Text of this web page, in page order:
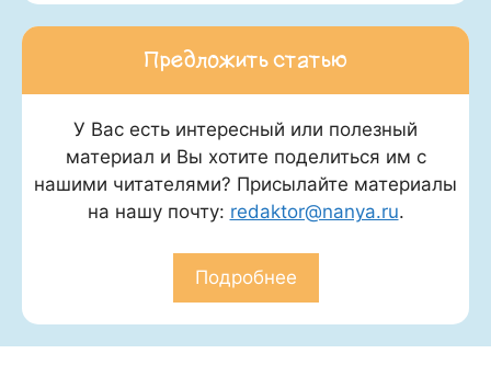
Предложить статью
У Вас есть интересный или полезный
материал и Вы хотите поделиться им с
нашими читателями? Присылайте материалы
на нашу почту: redaktor@nanya.ru.
Подробнее